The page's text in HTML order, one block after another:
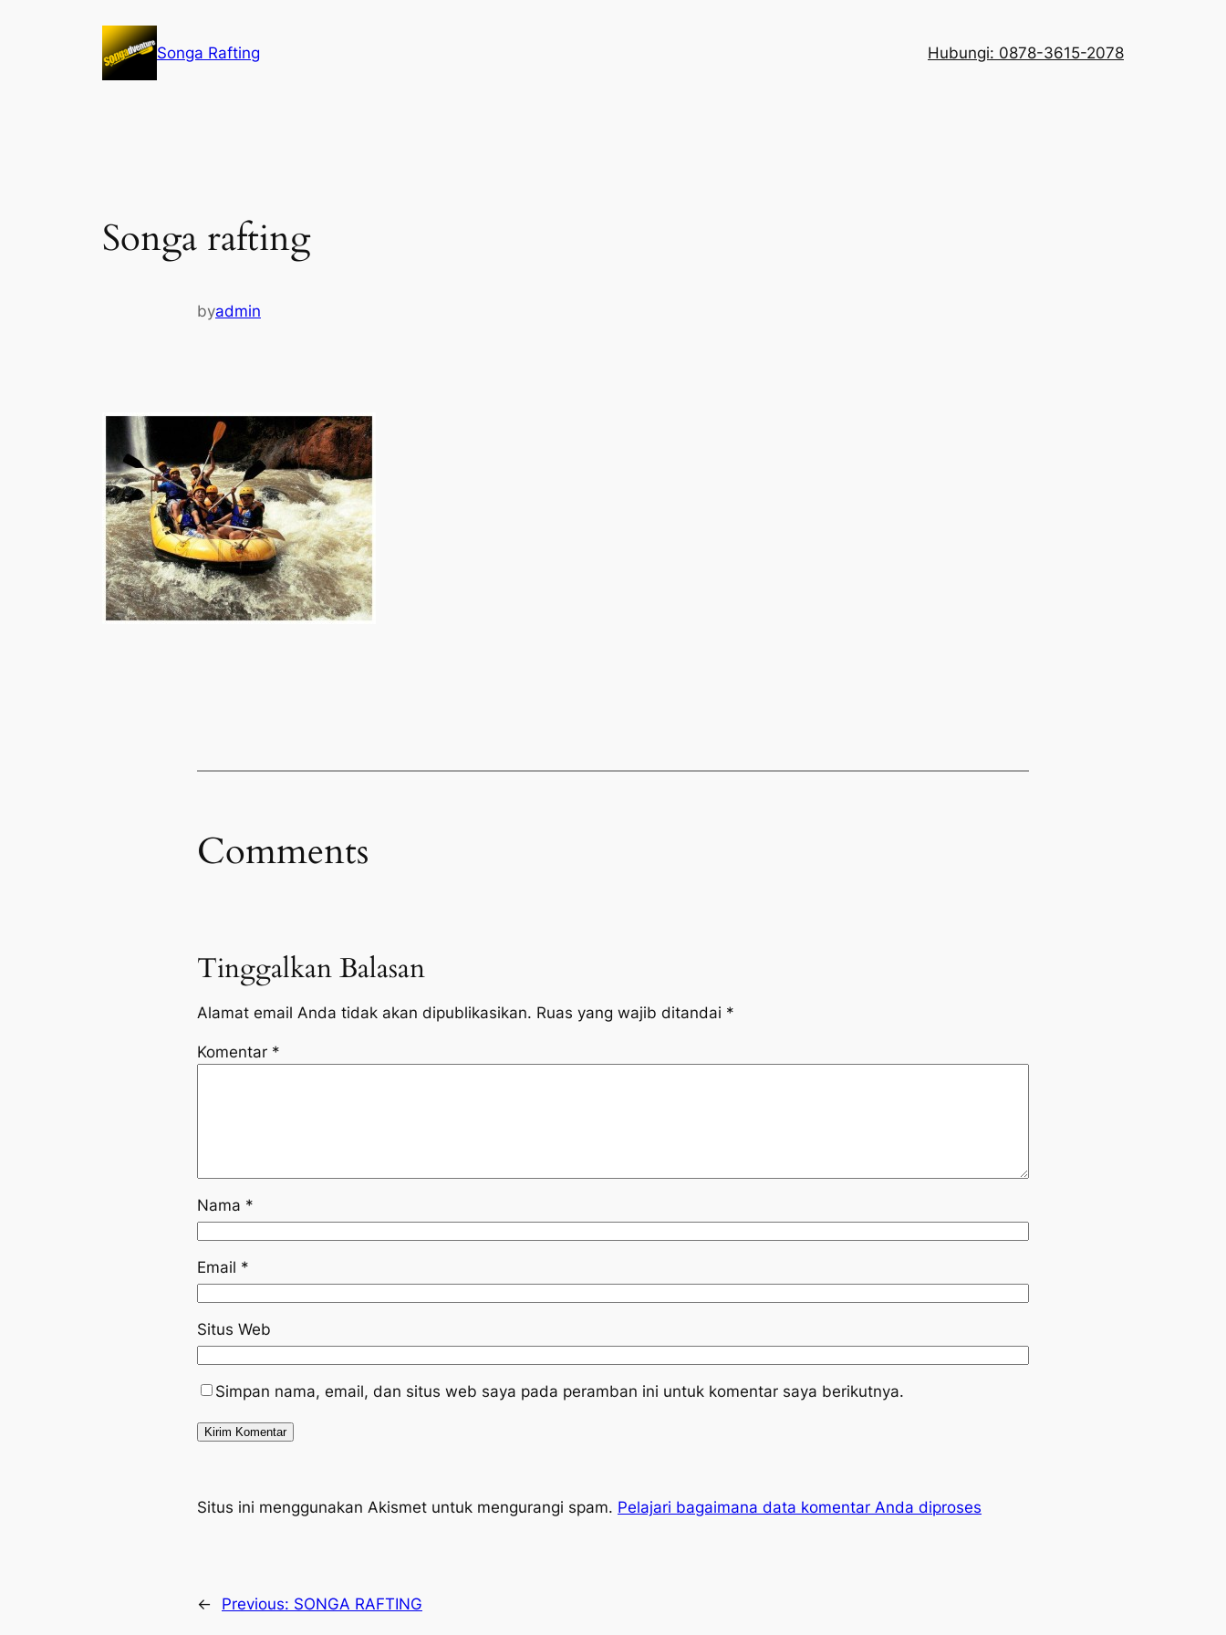
Songa Rafting Hubungi: 0878-3615-2078
Songa rafting
byadmin
Comments
Tinggalkan Balasan
Alamat email Anda tidak akan dipublikasikan. Ruas yang wajib ditandai *
Komentar *
Nama *
Email *
Situs Web
Simpan nama, email, dan situs web saya pada peramban ini untuk komentar saya berikutnya.
Situs ini menggunakan Akismet untuk mengurangi spam. Pelajari bagaimana data komentar Anda diproses
← Previous: SONGA RAFTING